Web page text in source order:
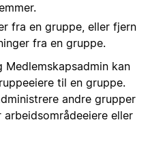
fra en gruppe, eller fjern
fra en gruppe.
Medlemskapsadmin kan
til en gruppe.
andre grupper
eller